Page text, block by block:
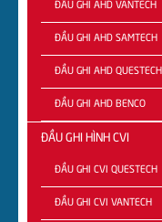
ĐẦU GHI AHD VANTECH
ĐẦU GHI AHD SAMTECH
ĐẦU GHI AHD QUESTECH
ĐẦU GHI AHD BENCO
ĐẦU GHI HÌNH CVI
ĐẦU GHI CVI QUESTECH
ĐẦU GHI CVI VANTECH